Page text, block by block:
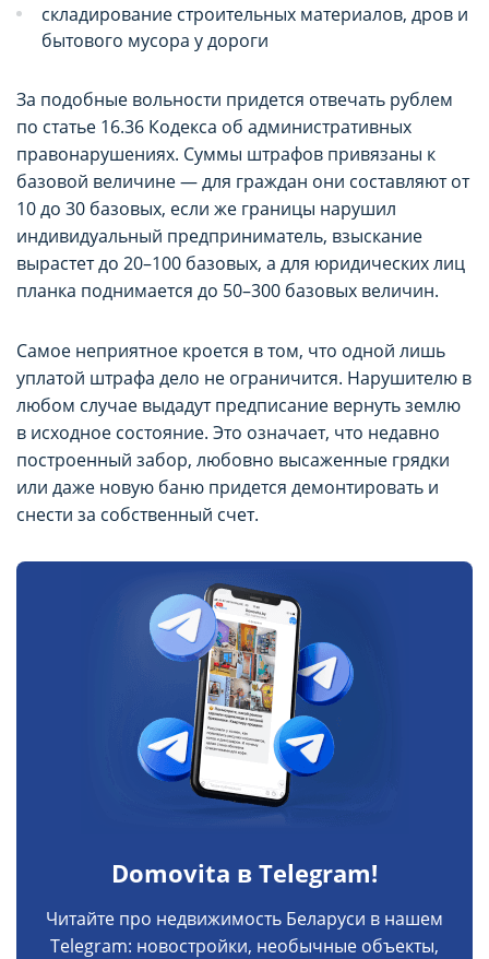
складирование строительных материалов, дров и
бытового мусора у дороги
За подобные вольности придется отвечать рублем
по статье 16.36 Кодекса об административных
правонарушениях. Суммы штрафов привязаны к
базовой величине — для граждан они составляют от
10 до 30 базовых, если же границы нарушил
индивидуальный предприниматель, взыскание
вырастет до 20–100 базовых, а для юридических лиц
планка поднимается до 50–300 базовых величин.
Самое неприятное кроется в том, что одной лишь
уплатой штрафа дело не ограничится. Нарушителю в
любом случае выдадут предписание вернуть землю
в исходное состояние. Это означает, что недавно
построенный забор, любовно высаженные грядки
или даже новую баню придется демонтировать и
снести за собственный счет.
Domovita в Telegram!
Читайте про недвижимость Беларуси в нашем
Telegram: новостройки, необычные объекты,